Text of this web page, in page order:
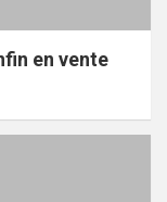
en vente